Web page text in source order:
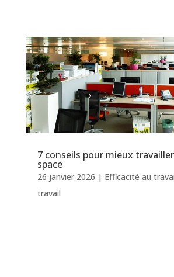
7 conseils pour mieux
space
26 janvier 2026 | Efficacité au
travail